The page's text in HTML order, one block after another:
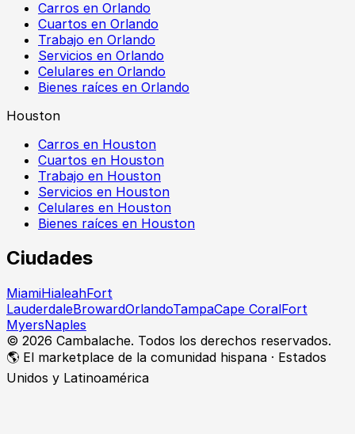
Carros en Orlando
Cuartos en Orlando
Trabajo en Orlando
Servicios en Orlando
Celulares en Orlando
Bienes raíces en Orlando
Houston
Carros en Houston
Cuartos en Houston
Trabajo en Houston
Servicios en Houston
Celulares en Houston
Bienes raíces en Houston
Ciudades
MiamiHialeahFort
LauderdaleBrowardOrlandoTampaCape CoralFort
MyersNaples
© 2026 Cambalache. Todos los derechos reservados.
🌎 El marketplace de la comunidad hispana · Estados
Unidos y Latinoamérica